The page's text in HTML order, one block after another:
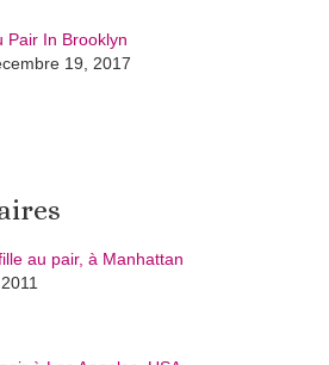
Pair In Brooklyn
19, 2017
au pair, à Manhattan